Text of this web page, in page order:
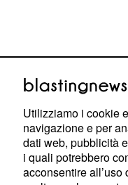
Utilizziamo i cookie
navigazione e per
dati web, pubblicità
i quali potrebbero
acconsentire